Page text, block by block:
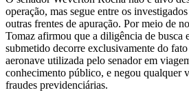
operação, mas segue entre os
outras frentes de apuração. Por meio de
Tomaz afirmou que a diligência de busca
submetido decorre exclusivamente do
aeronave utilizada pelo senador em
conhecimento público, e negou qualquer
fraudes previdenciárias.